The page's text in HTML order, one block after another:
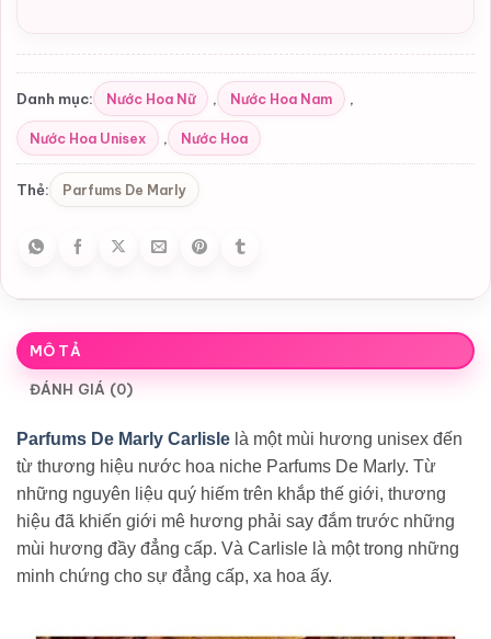
Danh mục: Nước Hoa Nữ , Nước Hoa Nam ,
Nước Hoa Unisex , Nước Hoa
Thẻ: Parfums De Marly
MÔ TẢ
ĐÁNH GIÁ (0)
Parfums De Marly Carlisle là một mùi hương unisex đến
từ thương hiệu nước hoa niche Parfums De Marly. Từ
những nguyên liệu quý hiếm trên khắp thế giới, thương
hiệu đã khiến giới mê hương phải say đắm trước những
mùi hương đầy đẳng cấp. Và Carlisle là một trong những
minh chứng cho sự đẳng cấp, xa hoa ấy.